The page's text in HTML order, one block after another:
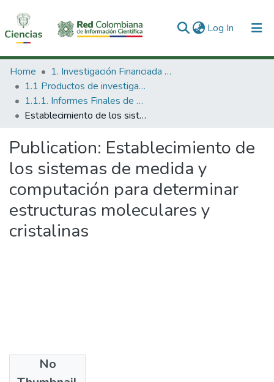
Log In (current)
Communities & Collections
All of DSpace
Statistics
Home
1. Investigación Financiada con Recursos Públicos
1.1 Productos de investigación
1.1.1. Informes Finales de Proyectos de Investigación
Establecimiento de los sistemas de medida y computación para determinar estructuras moleculares y cristalinas
Publication: Establecimiento de
los sistemas de medida y
computación para determinar
estructuras moleculares y
cristalinas
No